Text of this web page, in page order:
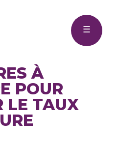
☰
À
POUR
LE TAUX